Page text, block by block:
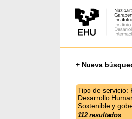
+ Nueva
Tipo de servicio:
Desarrollo
Sostenible y
112 resultados